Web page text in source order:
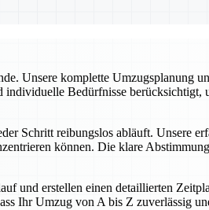
Unsere komplette Umzugsplanung
Bedürfnisse berücksichtigt,
Schritt reibungslos abläuft. Unsere
können. Die klare
und erstellen einen detaillierten
Ihr Umzug von A bis Z zuverlässig